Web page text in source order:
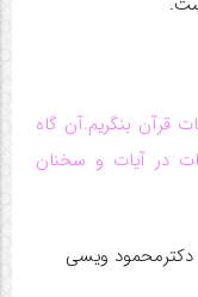
قرآن بنگریم.آن گاه
در آیات و سخنان
دکترمحمود ویسی